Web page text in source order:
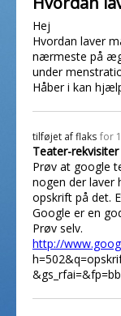
Hej
Hvordan laver
nærmeste på
under
Håber i kan
tilføjet afflaks for
Teater-rekvisiter
Prøv at google
nogen der laver
opskrift på det.
Google er en
Prøv selv.
http://